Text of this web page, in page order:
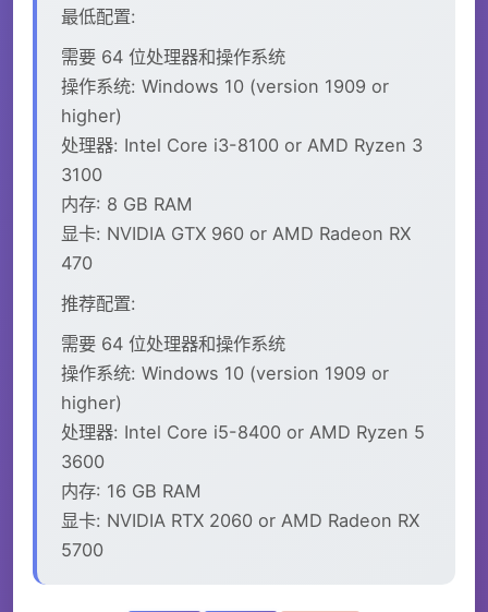
最低配置:
需要 64 位处理器和操作系统
操作系统: Windows 10 (version 1909 or
higher)
处理器: Intel Core i3-8100 or AMD Ryzen 3
3100
内存: 8 GB RAM
显卡: NVIDIA GTX 960 or AMD Radeon RX
470
推荐配置:
需要 64 位处理器和操作系统
操作系统: Windows 10 (version 1909 or
higher)
处理器: Intel Core i5-8400 or AMD Ryzen 5
3600
内存: 16 GB RAM
显卡: NVIDIA RTX 2060 or AMD Radeon RX
5700